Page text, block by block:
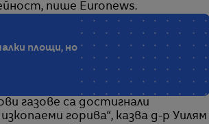
пише Euronews.
площи, но
газове са достигнали
горива“, казва д-р Уилям